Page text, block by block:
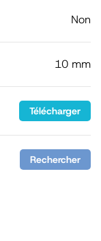
Non
10 mm
Télécharger
Rechercher